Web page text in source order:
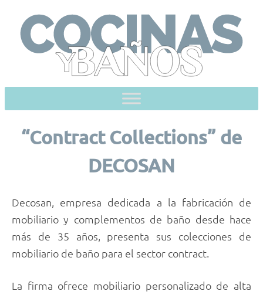
content
“Contract Collections” de
DECOSAN
Decosan, empresa dedicada a la fabricación de
mobiliario y complementos de baño desde hace
más de 35 años, presenta sus colecciones de
mobiliario de baño para el sector contract.
La firma ofrece mobiliario personalizado de alta